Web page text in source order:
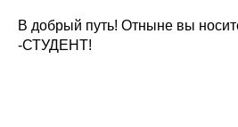
В добрый путь! Отныне вы
-СТУДЕНТ!